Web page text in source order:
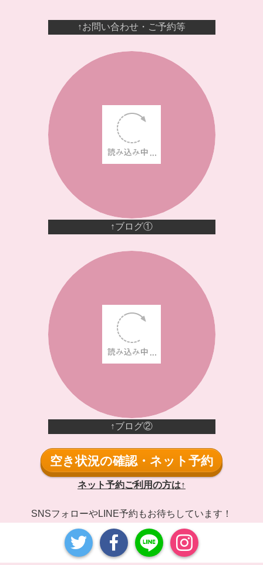
↑お問い合わせ・ご予約等
↑ブログ①
↑ブログ②
空き状況の確認・ネット予約
ネット予約ご利用の方は↑
SNSフォローやLINE予約もお待ちしています！